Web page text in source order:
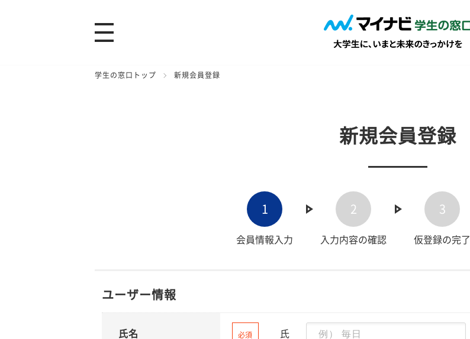
学生の窓口トップ 新規会員登録
新規会員登録
1
会員情報入力
2
入力内容の確認
3
仮登録の完了
ユーザー情報
氏名 必須 氏